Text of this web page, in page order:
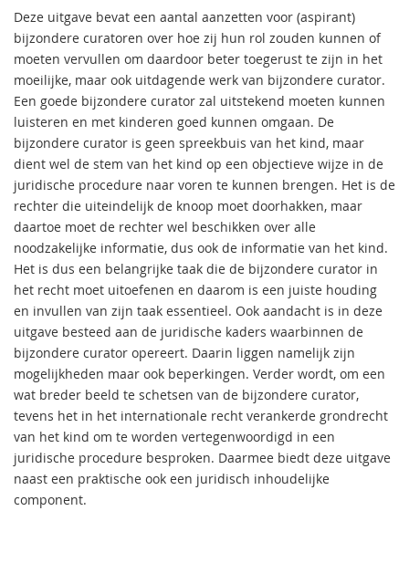
Deze uitgave bevat een aantal aanzetten voor (aspirant)
bijzondere curatoren over hoe zij hun rol zouden kunnen of
moeten vervullen om daardoor beter toegerust te zijn in het
moeilijke, maar ook uitdagende werk van bijzondere curator.
Een goede bijzondere curator zal uitstekend moeten kunnen
luisteren en met kinderen goed kunnen omgaan. De
bijzondere curator is geen spreekbuis van het kind, maar
dient wel de stem van het kind op een objectieve wijze in de
juridische procedure naar voren te kunnen brengen. Het is de
rechter die uiteindelijk de knoop moet doorhakken, maar
daartoe moet de rechter wel beschikken over alle
noodzakelijke informatie, dus ook de informatie van het kind.
Het is dus een belangrijke taak die de bijzondere curator in
het recht moet uitoefenen en daarom is een juiste houding
en invullen van zijn taak essentieel. Ook aandacht is in deze
uitgave besteed aan de juridische kaders waarbinnen de
bijzondere curator opereert. Daarin liggen namelijk zijn
mogelijkheden maar ook beperkingen. Verder wordt, om een
wat breder beeld te schetsen van de bijzondere curator,
tevens het in het internationale recht verankerde grondrecht
van het kind om te worden vertegenwoordigd in een
juridische procedure besproken. Daarmee biedt deze uitgave
naast een praktische ook een juridisch inhoudelijke
component.